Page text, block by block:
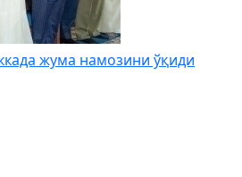
жума намозини ўқиди